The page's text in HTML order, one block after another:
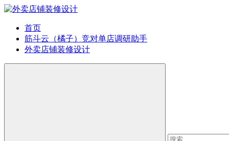
首页
筋斗云（橘子）竞对单店调研助手
外卖店铺装修设计